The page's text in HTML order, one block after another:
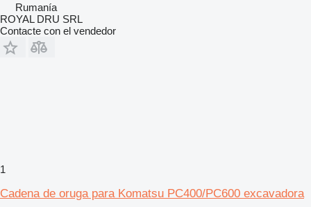
Rumanía
ROYAL DRU SRL
Contacte con el vendedor
1
Cadena de oruga para Komatsu PC400/PC600 excavadora